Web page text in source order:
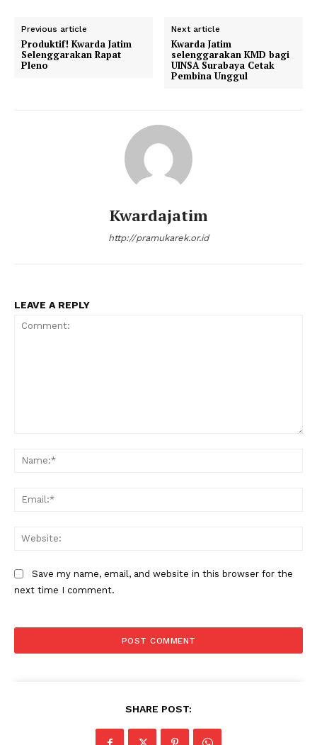
Previous article
Produktif! Kwarda Jatim
Selenggarakan Rapat
Pleno
Next article
Kwarda Jatim
selenggarakan KMD bagi
UINSA Surabaya Cetak
Pembina Unggul
Kwardajatim
http://pramukarek.or.id
LEAVE A REPLY
Save my name, email, and website in this browser for the
next time I comment.
SHARE POST: